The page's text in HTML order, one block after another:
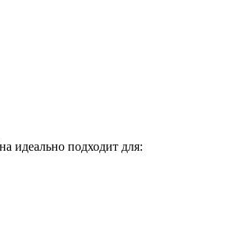
идеально подходит для: